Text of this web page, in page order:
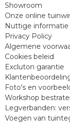
Showroom
Onze online
Nuttige informatie
Privacy Policy
Algemene
Cookies beleid
Excluton garantie
Foto's en
Workshop
Legverbanden:
Voegen van